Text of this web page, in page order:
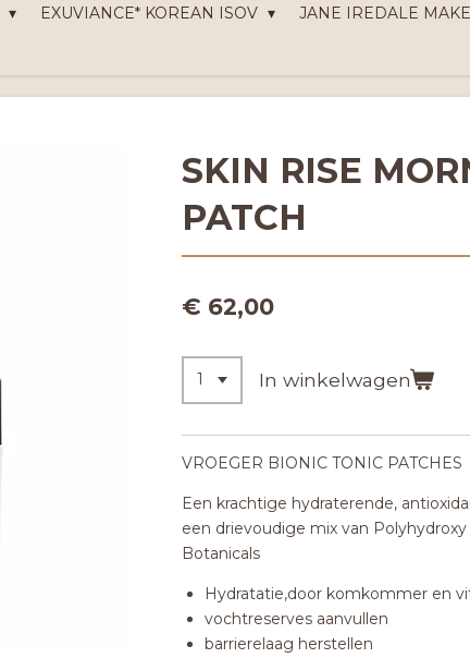
EXUVIANCE* KOREAN ISOV JANE IREDALE
SKIN RISE
PATCH
€ 62,00
In winkelwagen
VROEGER BIONIC TONIC PATCHES
Een krachtige hydraterende,
een drievoudige mix van
Botanicals
Hydratatie,door komkommer en
vochtreserves aanvullen
barrierelaag herstellen